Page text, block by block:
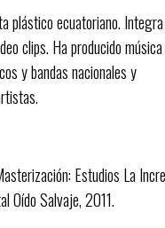
plástico ecuatoriano.
clips. Ha producido
y bandas nacionales y
Estudios La
Oído Salvaje, 2011.